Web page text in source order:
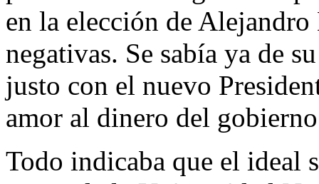
en la elección de
negativas. Se sabía ya de
justo con el nuevo
amor al dinero del
Todo indicaba que el ideal